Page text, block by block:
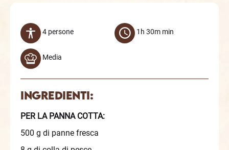
4 persone 1h 30m min
Media
Ingredienti:
PER LA PANNA COTTA:
500 g di panne fresca